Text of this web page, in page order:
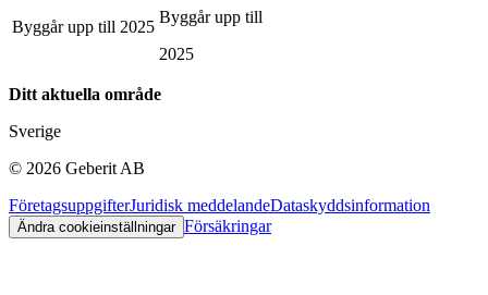
Byggår upp till 2025
Byggår upp till
2025
Ditt aktuella område
Sverige
© 2026 Geberit AB
FöretagsuppgifterJuridisk meddelandeDataskyddsinformation
Ändra cookieinställningar Försäkringar